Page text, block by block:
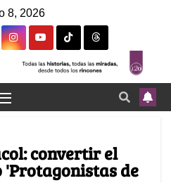
8, 2026
convertir el
'Protagonistas de